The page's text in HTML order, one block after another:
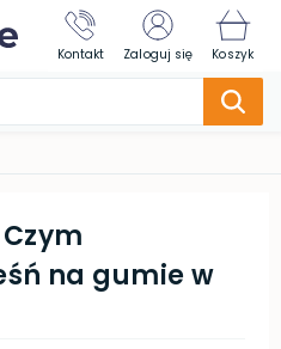
Kontakt Zaloguj się Koszyk
na gumie w